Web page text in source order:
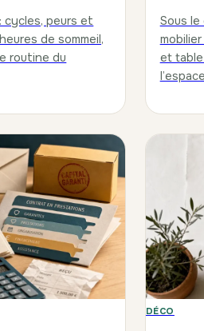
cycles, peurs et
de sommeil,
routine du
Sous
et
DÉCO